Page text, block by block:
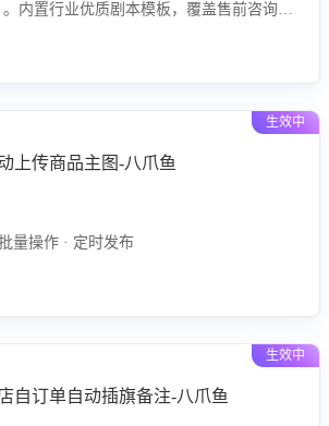
内置行业优质剧本模板，覆盖售前咨询、
消除复杂部署流程，节省90%的初始化时
动智能客服训练
生效中
上传商品主图-八爪鱼
量操作 · 定时发布
生效中
自订单自动插旗备注-八爪鱼